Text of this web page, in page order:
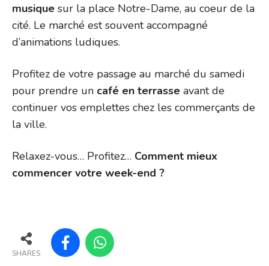
musique sur la place Notre-Dame, au coeur de la
cité. Le marché est souvent accompagné
d’animations ludiques.
Profitez de votre passage au marché du samedi
pour prendre un café en terrasse avant de
continuer vos emplettes chez les commerçants de
la ville.
Relaxez-vous… Profitez… Comment mieux
commencer votre week-end ?
SHARES